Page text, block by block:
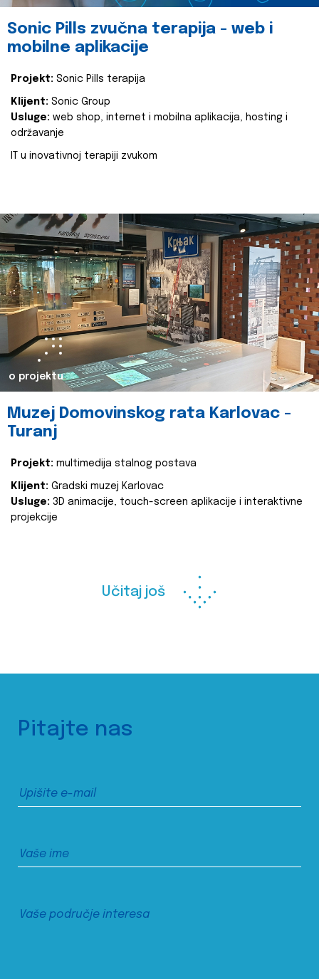
Sonic Pills zvučna terapija - web i
mobilne aplikacije
Projekt: Sonic Pills terapija
Klijent: Sonic Group
Usluge: web shop, internet i mobilna aplikacija, hosting i
održavanje
IT u inovativnoj terapiji zvukom
o projektu
Muzej Domovinskog rata Karlovac -
Turanj
Projekt: multimedija stalnog postava
Klijent: Gradski muzej Karlovac
Usluge: 3D animacije, touch-screen aplikacije i interaktivne
projekcije
Učitaj još
Pitajte nas